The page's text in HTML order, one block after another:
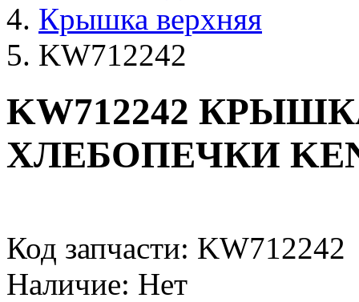
Крышка верхняя
KW712242
KW712242
ХЛЕБОПЕЧКИ
Код запчасти: KW712242
Наличие: Нет